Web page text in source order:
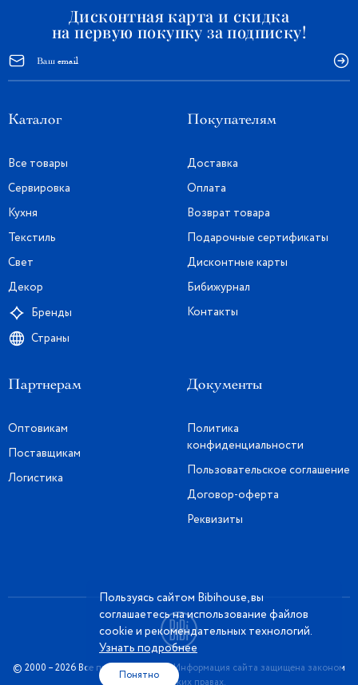
Дисконтная карта и скидка
на первую покупку за подписку!
Каталог
Все товары
Сервировка
Кухня
Текстиль
Свет
Декор
Бренды
Страны
Покупателям
Доставка
Оплата
Возврат товара
Подарочные сертификаты
Дисконтные карты
Бибижурнал
Контакты
Партнерам
Оптовикам
Поставщикам
Логистика
Документы
Политика
конфиденциальности
Пользовательское соглашение
Договор-оферта
Реквизиты
© 2000 – 2026 Все права защищены. Информация сайта защищена законом
об авторских правах.
Пользуясь сайтом Bibihouse, вы
соглашаетесь на использование файлов
cookie и рекомендательных технологий.
Узнать подробнее
Понятно